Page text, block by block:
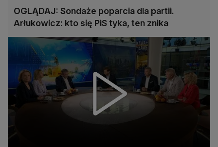
OGLĄDAJ: Sondaże poparcia dla partii.
Arłukowicz: kto się PiS tyka, ten znika